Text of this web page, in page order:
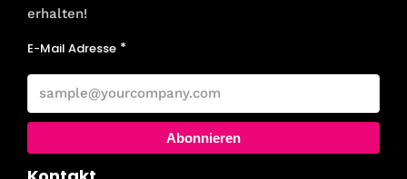
erhalten!
E-Mail Adresse
Abonnieren